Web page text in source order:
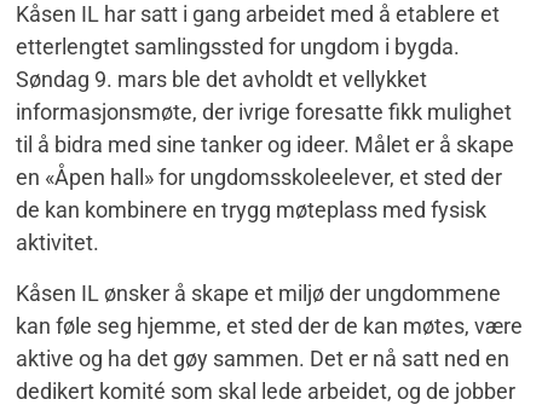
Kåsen IL har satt i gang arbeidet med å etablere et
etterlengtet samlingssted for ungdom i bygda.
Søndag 9. mars ble det avholdt et vellykket
informasjonsmøte, der ivrige foresatte fikk mulighet
til å bidra med sine tanker og ideer. Målet er å skape
en «Åpen hall» for ungdomsskoleelever, et sted der
de kan kombinere en trygg møteplass med fysisk
aktivitet.
Kåsen IL ønsker å skape et miljø der ungdommene
kan føle seg hjemme, et sted der de kan møtes, være
aktive og ha det gøy sammen. Det er nå satt ned en
dedikert komité som skal lede arbeidet, og de jobber